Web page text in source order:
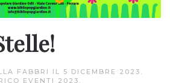
FABBRI IL 5 DICEMBRE 2023
EVENTI 2023